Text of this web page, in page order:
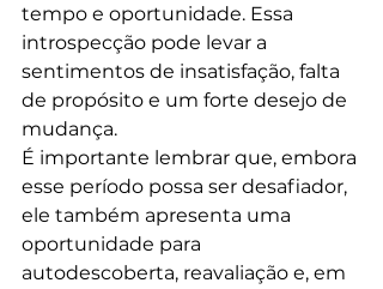
tempo e oportunidade. Essa
introspecção pode levar a
sentimentos de insatisfação, falta
de propósito e um forte desejo de
mudança.
É importante lembrar que, embora
esse período possa ser desafiador,
ele também apresenta uma
oportunidade para
autodescoberta, reavaliação e, em